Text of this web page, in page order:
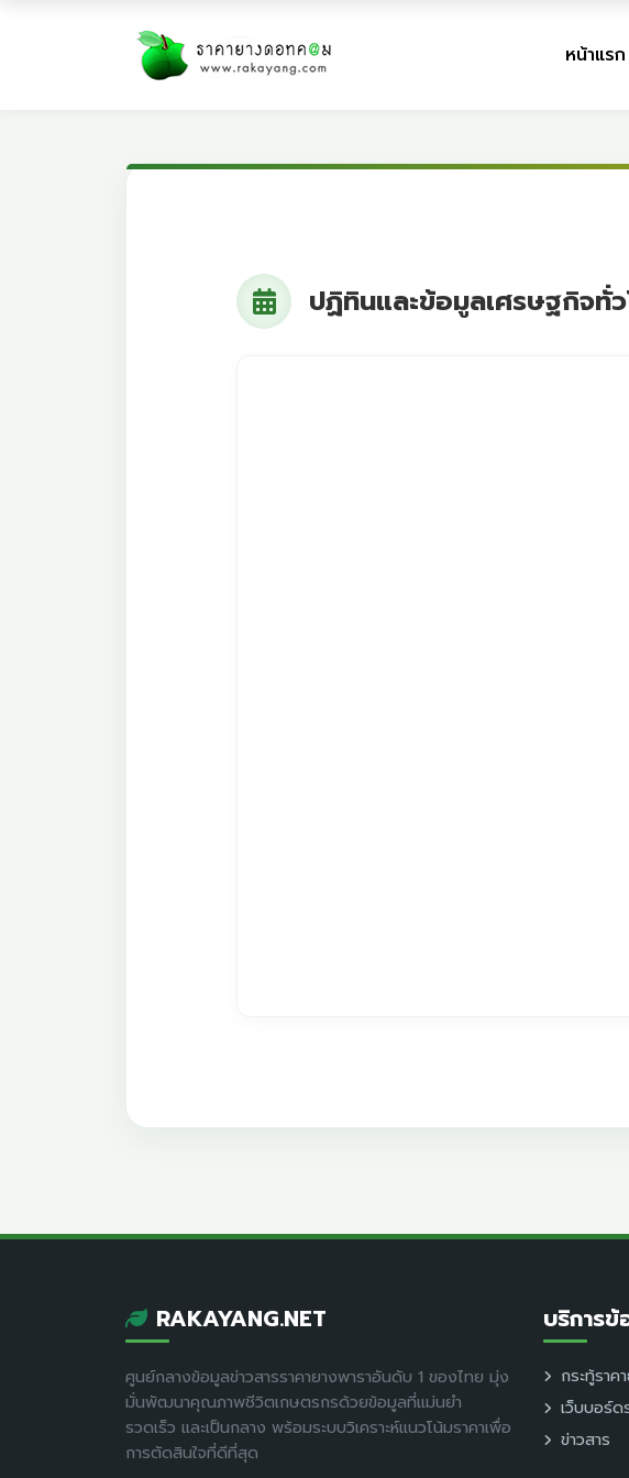
หน้าแรก
ปฏิทินและข้อมูลเศรษฐกิจทั่
RAKAYANG.NET
ศูนย์กลางข้อมูลข่าวสารราคายางพาราอันดับ 1 ของไทย มุ่ง
มั่นพัฒนาคุณภาพชีวิตเกษตรกรด้วยข้อมูลที่แม่นยำ
รวดเร็ว และเป็นกลาง พร้อมระบบวิเคราะห์แนวโน้มราคาเพื่อ
การตัดสินใจที่ดีที่สุด
บริการข้
กระทู้ราค
เว็บบอร์ด
ข่าวสาร